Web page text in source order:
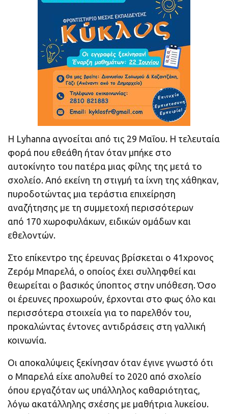
Η Lyhanna αγνοείται από τις 29 Μαΐου. Η τελευταία
φορά που εθεάθη ήταν όταν μπήκε στο
αυτοκίνητο του πατέρα μιας φίλης της μετά το
σχολείο. Από εκείνη τη στιγμή τα ίχνη της χάθηκαν,
πυροδοτώντας μια τεράστια επιχείρηση
αναζήτησης με τη συμμετοχή περισσότερων
από 170 χωροφυλάκων, ειδικών ομάδων και
εθελοντών.
Στο επίκεντρο της έρευνας βρίσκεται ο 41χρονος
Ζερόμ Μπαρελά, ο οποίος έχει συλληφθεί και
θεωρείται ο βασικός ύποπτος στην υπόθεση. Όσο
οι έρευνες προχωρούν, έρχονται στο φως όλο και
περισσότερα στοιχεία για το παρελθόν του,
προκαλώντας έντονες αντιδράσεις στη γαλλική
κοινωνία.
Οι αποκαλύψεις ξεκίνησαν όταν έγινε γνωστό ότι
ο Μπαρελά είχε απολυθεί το 2020 από σχολείο
όπου εργαζόταν ως υπάλληλος καθαριότητας,
λόγω ακατάλληλης σχέσης με μαθήτρια λυκείου.